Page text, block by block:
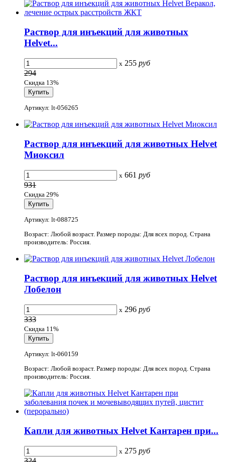
Раствор для инъекций для животных
Helvet...
x 255 руб
294
Скидка 13%
Артикул: lt-056265
Раствор для инъекций для животных Helvet
Миоксил
x 661 руб
931
Скидка 29%
Артикул: lt-088725
Возраст: Любой возраст. Размер породы: Для всех пород. Страна
производитель: Россия.
Раствор для инъекций для животных Helvet
Лобелон
x 296 руб
333
Скидка 11%
Артикул: lt-060159
Возраст: Любой возраст. Размер породы: Для всех пород. Страна
производитель: Россия.
Капли для животных Helvet Кантарен при...
x 275 руб